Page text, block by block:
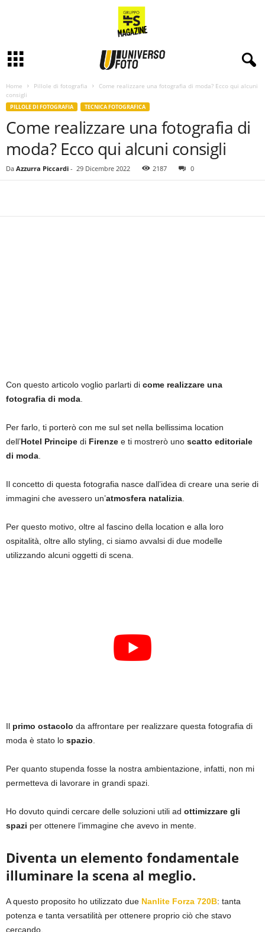
Home Pillole di fotografia
Come realizzare una fotografia di moda? Ecco qui alcuni
consigli
PILLOLE DI FOTOGRAFIA TECNICA FOTOGRAFICA
Come realizzare una fotografia di
moda? Ecco qui alcuni consigli
Da Azzurra Piccardi - 29 Dicembre 2022 2187 0
Con questo articolo voglio parlarti di come realizzare una
fotografia di moda.
Per farlo, ti porterò con me sul set nella bellissima location
dell’Hotel Principe di Firenze e ti mostrerò uno scatto editoriale
di moda.
Il concetto di questa fotografia nasce dall’idea di creare una serie di
immagini che avessero un’atmosfera natalizia.
Per questo motivo, oltre al fascino della location e alla loro
ospitalità, oltre allo styling, ci siamo avvalsi di due modelle
utilizzando alcuni oggetti di scena.
Il primo ostacolo da affrontare per realizzare questa fotografia di
moda è stato lo spazio
Per quanto stupenda fosse la nostra ambientazione, infatti, non mi
permetteva di lavorare in grandi spazi.
Ho dovuto quindi cercare delle soluzioni utili ad ottimizzare gli
spazi per ottenere l’immagine che avevo in mente.
Diventa un elemento fondamentale
illuminare la scena al meglio.
A questo proposito ho utilizzato due Nanlite Forza 720B: tanta
potenza e tanta versatilità per ottenere proprio ciò che stavo
cercando.